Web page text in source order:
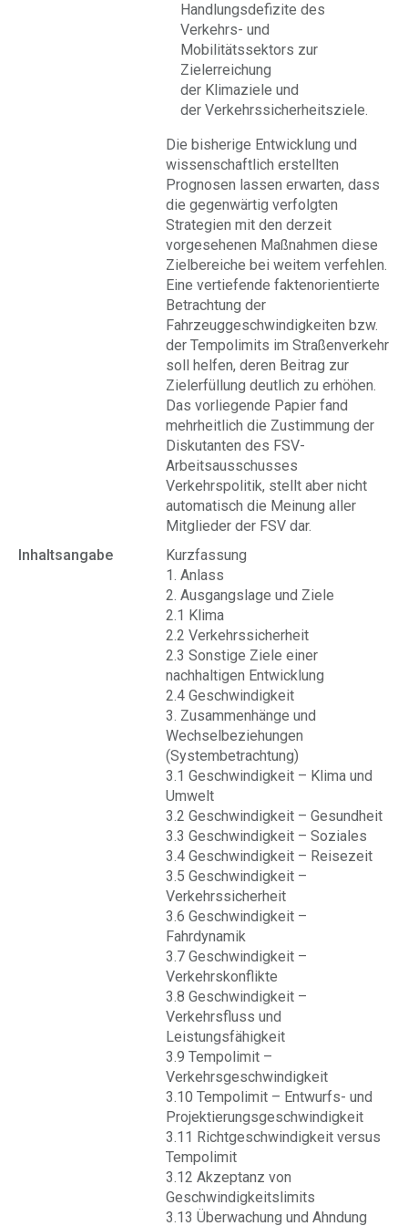
Handlungsdefizite des
Verkehrs- und
Mobilitätssektors zur
Zielerreichung
der Klimaziele und
der Verkehrssicherheitsziele.
Die bisherige Entwicklung und
wissenschaftlich erstellten
Prognosen lassen erwarten, dass
die gegenwärtig verfolgten
Strategien mit den derzeit
vorgesehenen Maßnahmen diese
Zielbereiche bei weitem verfehlen.
Eine vertiefende faktenorientierte
Betrachtung der
Fahrzeuggeschwindigkeiten bzw.
der Tempolimits im Straßenverkehr
soll helfen, deren Beitrag zur
Zielerfüllung deutlich zu erhöhen.
Das vorliegende Papier fand
mehrheitlich die Zustimmung der
Diskutanten des FSV-
Arbeitsausschusses
Verkehrspolitik, stellt aber nicht
automatisch die Meinung aller
Mitglieder der FSV dar.
Inhaltsangabe
Kurzfassung
1. Anlass
2. Ausgangslage und Ziele
2.1 Klima
2.2 Verkehrssicherheit
2.3 Sonstige Ziele einer
nachhaltigen Entwicklung
2.4 Geschwindigkeit
3. Zusammenhänge und
Wechselbeziehungen
(Systembetrachtung)
3.1 Geschwindigkeit – Klima und
Umwelt
3.2 Geschwindigkeit – Gesundheit
3.3 Geschwindigkeit – Soziales
3.4 Geschwindigkeit – Reisezeit
3.5 Geschwindigkeit –
Verkehrssicherheit
3.6 Geschwindigkeit –
Fahrdynamik
3.7 Geschwindigkeit –
Verkehrskonflikte
3.8 Geschwindigkeit –
Verkehrsfluss und
Leistungsfähigkeit
3.9 Tempolimit –
Verkehrsgeschwindigkeit
3.10 Tempolimit – Entwurfs- und
Projektierungsgeschwindigkeit
3.11 Richtgeschwindigkeit versus
Tempolimit
3.12 Akzeptanz von
Geschwindigkeitslimits
3.13 Überwachung und Ahndung